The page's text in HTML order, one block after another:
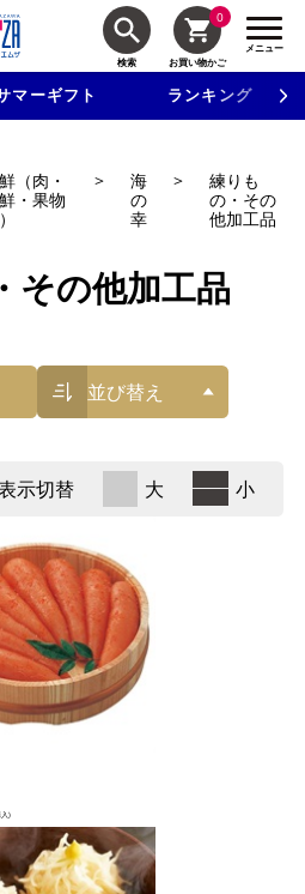
検索
0
お買い物かご
メニュー
マーギフト ランキング
使える500円クーポンを進呈！
（肉・
・果物
>
海
の
幸
>
練りも
の・その
他加工品
その他加工品
並び替え
示切替 大 小
入)